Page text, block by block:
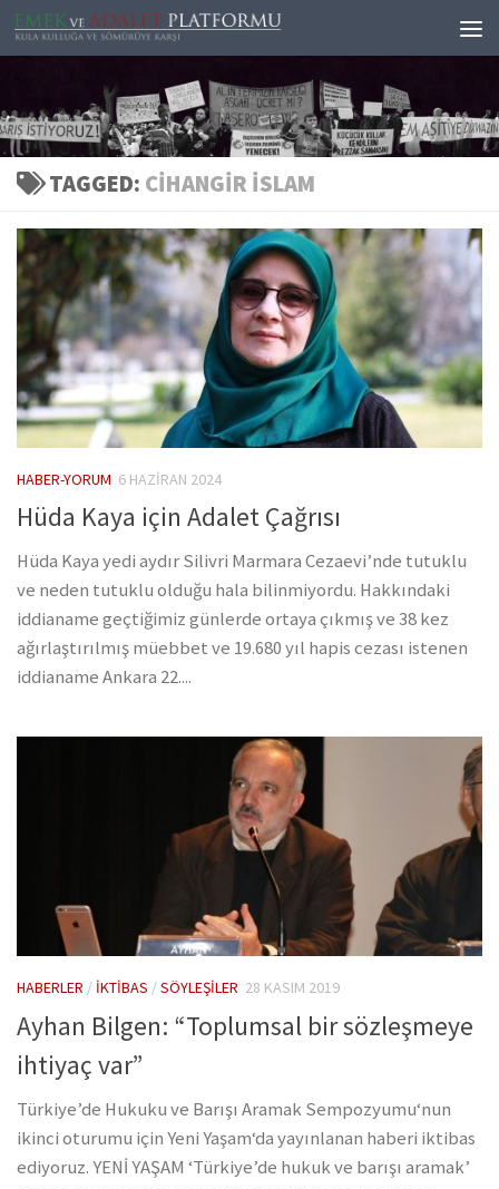
Skip to content
TAGGED: CIHANGIR ISLAM
HABER-YORUM 6 HAZIRAN 2024
Hüda Kaya için Adalet Çağrısı
Hüda Kaya yedi aydır Silivri Marmara Cezaevi’nde tutuklu
ve neden tutuklu olduğu hala bilinmiyordu. Hakkındaki
iddianame geçtiğimiz günlerde ortaya çıkmış ve 38 kez
ağırlaştırılmış müebbet ve 19.680 yıl hapis cezası istenen
iddianame Ankara 22....
HABERLER / İKTIBAS /SÖYLEŞILER 28 KASIM 2019
Ayhan Bilgen: “Toplumsal bir sözleşmeye
ihtiyaç var”
Türkiye’de Hukuku ve Barışı Aramak Sempozyumu‘nun
ikinci oturumu için Yeni Yaşam‘da yayınlanan haberi iktibas
ediyoruz. YENİ YAŞAM ‘Türkiye’de hukuk ve barışı aramak’